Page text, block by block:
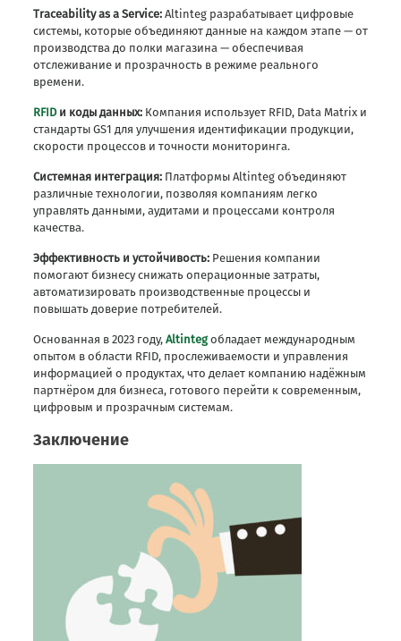
Traceability as a Service:Altinteg разрабатывает цифровые
системы, которые объединяют данные на каждом этапе — от
производства до полки магазина — обеспечивая
отслеживание и прозрачность в режиме реального
времени.
RFIDи коды данных:Компания использует RFID, Data Matrix и
стандарты GS1 для улучшения идентификации продукции,
скорости процессов и точности мониторинга.
Системная интеграция:Платформы Altinteg объединяют
различные технологии, позволяя компаниям легко
управлять данными, аудитами и процессами контроля
качества.
Эффективность и устойчивость:Решения компании
помогают бизнесу снижать операционные затраты,
автоматизировать производственные процессы и
повышать доверие потребителей.
Основанная в 2023 году, Altinteg обладает международным
опытом в области RFID, прослеживаемости и управления
информацией о продуктах, что делает компанию надёжным
партнёром для бизнеса, готового перейти к современным,
цифровым и прозрачным системам.
Заключение